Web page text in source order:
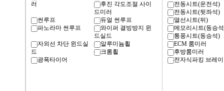
러
후진 각도조절 사이
드미러
썬루프
듀얼 썬루프
파노라마 썬루프
와이퍼 결빙방지 윈
드실드
자외선 차단 윈드실
드
알루미늄휠
크롬휠
광폭타이어
전동시트(운전석)
전동시트(뒷좌석)
열선시트(뒤)
메모리시트(동승
통풍시트(동승석)
ECM 룸미러
후방룸미러
전자식파킹 브레